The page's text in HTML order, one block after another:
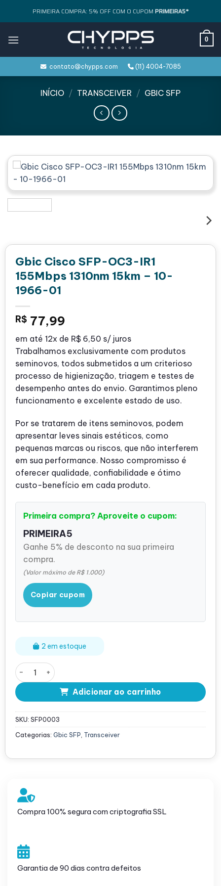
PRIMEIRA COMPRA: 5% OFF COM O CUPOM PRIMEIRA5*
0
contato@chypps.com (11) 4004-7085
INÍCIO / TRANSCEIVER / GBIC SFP
Gbic Cisco SFP-OC3-IR1
155Mbps 1310nm 15km – 10-
1966-01
R$ 77,99
em até 12x de R$ 6,50 s/ juros
Trabalhamos exclusivamente com produtos
seminovos, todos submetidos a um criterioso
processo de higienização, triagem e testes de
desempenho antes do envio. Garantimos pleno
funcionamento e excelente estado de uso.
Por se tratarem de itens seminovos, podem
apresentar leves sinais estéticos, como
pequenas marcas ou riscos, que não interferem
em sua performance. Nosso compromisso é
oferecer qualidade, confiabilidade e ótimo
custo-benefício em cada produto.
Primeira compra? Aproveite o cupom:
PRIMEIRA5
Ganhe 5% de desconto na sua primeira
compra.
(Valor máximo de R$ 1.000)
Copiar cupom
2 em estoque
Gbic Cisco SFP-OC3-IR1 155Mbps 1310nm 15km - 10-
Adicionar ao carrinho
SKU: SFP0003
Categorias: Gbic SFP, Transceiver
Compra 100% segura com criptografia SSL
Garantia de 90 dias contra defeitos